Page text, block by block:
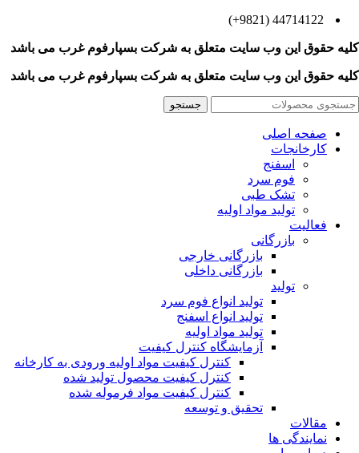
44714122 (9821+)
کلیه حقوق این وب سایت متعلق به شرکت بسپارفوم غرب می باشد
کلیه حقوق این وب سایت متعلق به شرکت بسپارفوم غرب می باشد
جستجو
صفحه اصلی
کارخانجات
اسفنج
فوم سرد
تشک طبی
تولید مواد اولیه
فعالیت
بازرگانی
بازرگانی خارجی
بازرگانی داخلی
تولید
تولید انواع فوم سرد
تولید انواع اسفنج
تولید مواد اولیه
آزمایشگاه کنترل کیفیت
کنترل کیفیت مواد اولیه ورودی به کارخانه
کنترل کیفیت محصول تولید شده
کنترل کیفیت مواد فرموله شده
تحقیق و توسعه
مقالات
نمایندگی ها